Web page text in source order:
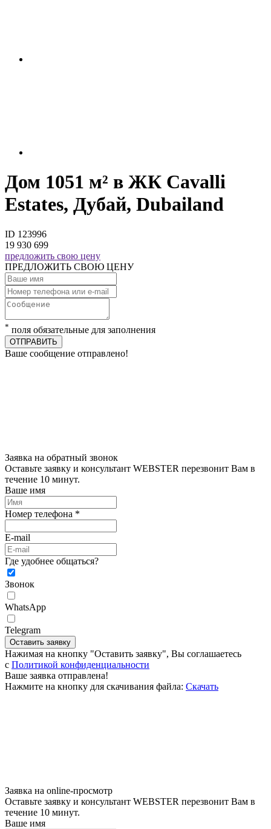
Дом 1051 м² в ЖК Cavalli
Estates, Дубай, Dubailand
ID 123996
19 930 699
предложить свою цену
ПРЕДЛОЖИТЬ СВОЮ ЦЕНУ
* поля обязательные для заполнения
ОТПРАВИТЬ
Ваше сообщение отправлено!
Заявка на обратный звонок
Оставьте заявку и консультант WEBSTER перезвонит Вам в
течение 10 минут.
Ваше имя
Номер телефона *
E-mail
Где удобнее общаться?
Звонок
WhatsApp
Telegram
Оставить заявку
Нажимая на кнопку "Оставить заявку", Вы соглашаетесь
c Политикой конфиденциальности
Ваше заявка отправлена!
Нажмите на кнопку для скачивания файла: Скачать
Заявка на online-просмотр
Оставьте заявку и консультант WEBSTER перезвонит Вам в
течение 10 минут.
Ваше имя